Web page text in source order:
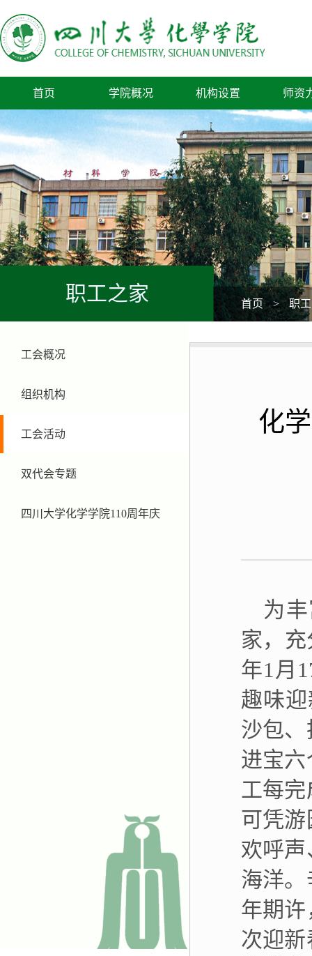
首页 学院概况 机构设置 师资
职工之家 首页 > 职
工会概况
组织机构
工会活动
双代会专题
四川大学化学学院110周年庆
化
为
家，
年1 月
趣味
沙包
进宝
工每
可凭
欢呼
海洋
年期
次迎